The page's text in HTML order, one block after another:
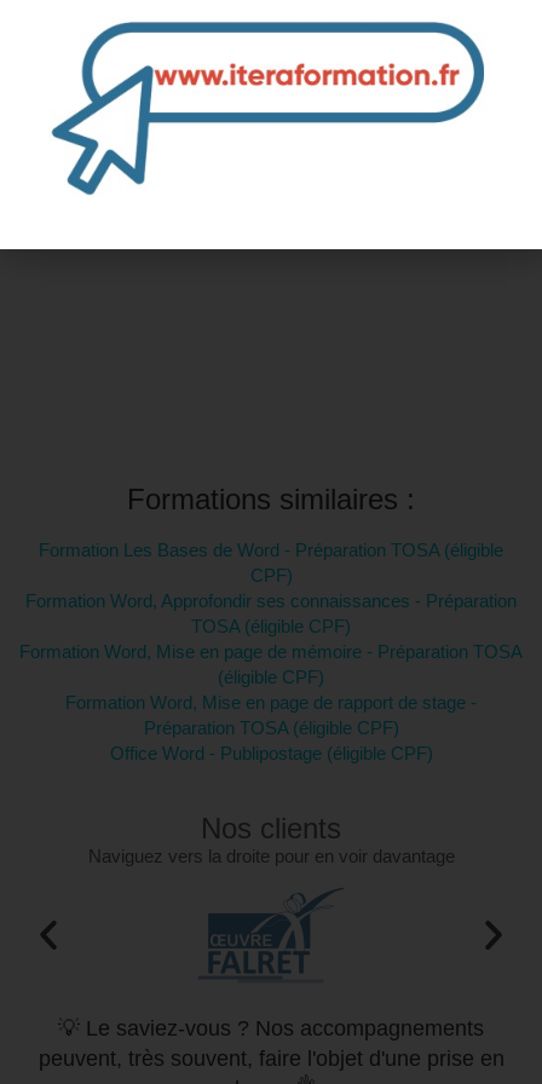
Contactez-nous pour demander votre inscription
Formations similaires :
Formation Les Bases de Word - Préparation TOSA (éligible
CPF)
Formation Word, Approfondir ses connaissances - Préparation
TOSA (éligible CPF)
Formation Word, Mise en page de mémoire - Préparation TOSA
(éligible CPF)
Formation Word, Mise en page de rapport de stage -
Préparation TOSA (éligible CPF)
Office Word - Publipostage (éligible CPF)
Nos clients
Naviguez vers la droite pour en voir davantage
💡 Le saviez-vous ? Nos accompagnements
peuvent, très souvent, faire l'objet d'une prise en